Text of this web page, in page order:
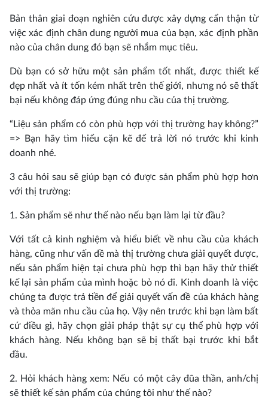
Bản thân giai đoạn nghiên cứu được xây dựng cẩn thận từ
việc xác định chân dung người mua của bạn, xác định phần
nào của chân dung đó bạn sẽ nhắm mục tiêu.
Dù bạn có sở hữu một sản phẩm tốt nhất, được thiết kế
đẹp nhất và ít tốn kém nhất trên thế giới, nhưng nó sẽ thất
bại nếu không đáp ứng đúng nhu cầu của thị trường.
“Liệu sản phẩm có còn phù hợp với thị trường hay không?”
=> Bạn hãy tìm hiểu cặn kẽ để trả lời nó trước khi kinh
doanh nhé.
3 câu hỏi sau sẽ giúp bạn có được sản phẩm phù hợp hơn
với thị trường:
1. Sản phẩm sẽ như thế nào nếu bạn làm lại từ đầu?
Với tất cả kinh nghiệm và hiểu biết về nhu cầu của khách
hàng, cũng như vấn đề mà thị trường chưa giải quyết được,
nếu sản phẩm hiện tại chưa phù hợp thì bạn hãy thử thiết
kế lại sản phẩm của mình hoặc bỏ nó đi. Kinh doanh là việc
chúng ta được trả tiền để giải quyết vấn đề của khách hàng
và thỏa mãn nhu cầu của họ. Vậy nên trước khi bạn làm bất
cứ điều gì, hãy chọn giải pháp thật sự cụ thể phù hợp với
khách hàng. Nếu không bạn sẽ bị thất bại trước khi bắt
đầu.
2. Hỏi khách hàng xem: Nếu có một cây đũa thần, anh/chị
sẽ thiết kế sản phẩm của chúng tôi như thế nào?